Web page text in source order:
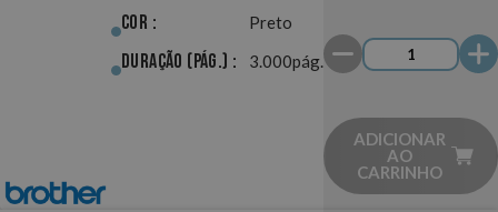
Cor : Preto
Duração (pág.) : 3.000pág.
ADICIONAR
AO
CARRINHO